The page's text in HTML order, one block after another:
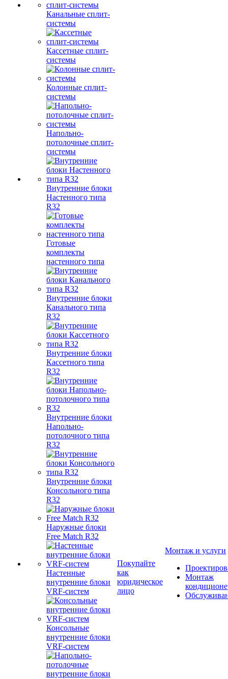
Канальные сплит-
системы
Кассетные сплит-
системы
Колонные сплит-
системы
Напольно-
потолочные сплит-
системы
Внутренние блоки
Настенного типа
R32
Готовые
комплекты
настенного типа
Внутренние блоки
Канального типа
R32
Внутренние блоки
Кассетного типа
R32
Внутренние блоки
Напольно-
потолочного типа
R32
Внутренние блоки
Консольного типа
R32
Наружные блоки
Free Match R32
Настенные
внутренние блоки
VRF-систем
Консольные
внутренние блоки
VRF-систем
Покупайте
как
юридическое
лицо
Монтаж и услуги
Монтаж